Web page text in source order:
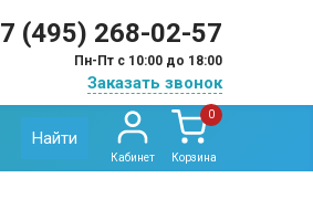
(495) 268-02-57
Пн-Пт с 10:00 до 18:00
Заказать звонок
Найти
Кабинет
0
Корзина